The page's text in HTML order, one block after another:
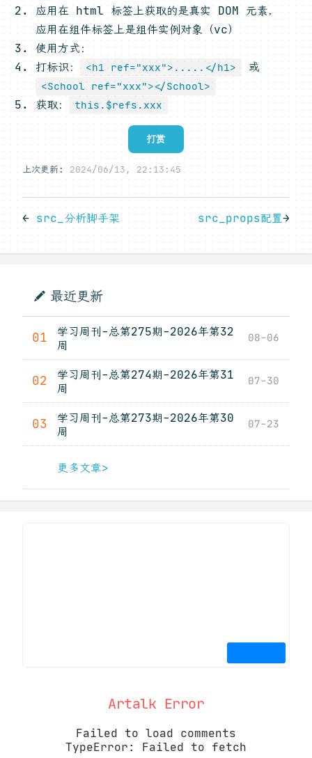
应用在 html 标签上获取的是真实 DOM 元素，
应用在组件标签上是组件实例对象（vc）
使用方式：
打标识：
<h1 ref="xxx">.....</h1> 或
<School ref="xxx"></School>
获取： this.$refs.xxx
打赏
上次更新: 2024/06/13, 22:13:45
← src_分析脚手架 src_props配置→
最近更新
01
学习周刊-总第275期-2026年第32
周
08-06
02
学习周刊-总第274期-2026年第31
周
07-30
03
学习周刊-总第273期-2026年第30
周
07-23
更多文章>
Artalk Error
Failed to load comments
TypeError: Failed to fetch